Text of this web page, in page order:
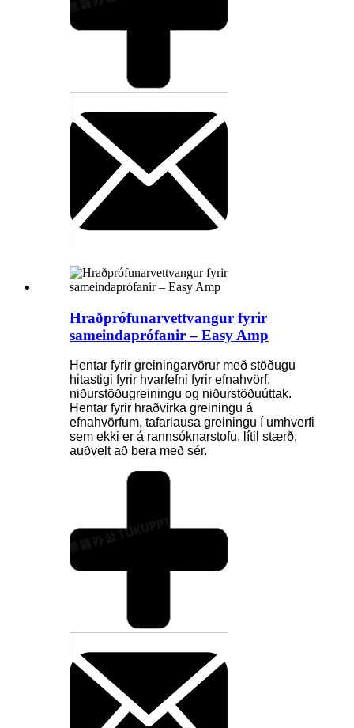
Hraðprófunarvettvangur fyrir
sameindaprófanir – Easy Amp
Hentar fyrir greiningarvörur með stöðugu
hitastigi fyrir hvarfefni fyrir efnahvörf,
niðurstöðugreiningu og niðurstöðuúttak.
Hentar fyrir hraðvirka greiningu á
efnahvörfum, tafarlausa greiningu í umhverfi
sem ekki er á rannsóknarstofu, lítil stærð,
auðvelt að bera með sér.